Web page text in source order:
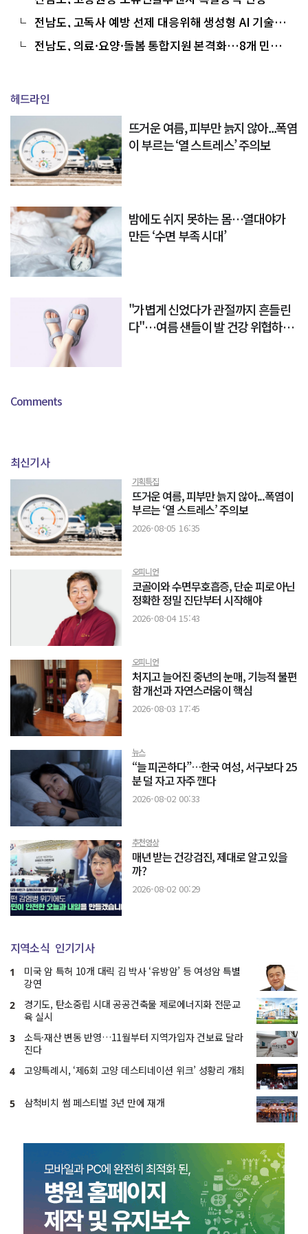
전남도, 고독사 예방 선제 대응위해 생성형 AI 기술교
육
전남도, 의료·요양·돌봄 통합지원 본격화…8개 민간
헤드라인
뜨거운 여름, 피부만 늙지 않아...폭염
이 부르는 ‘열 스트레스’ 주의보
밤에도 쉬지 못하는 몸…열대야가
만든 ‘수면 부족 시대’
"가볍게 신었다가 관절까지 흔들린
다"…여름 샌들이 발 건강 위협하는
Comments
최신기사
기획특집
뜨거운 여름, 피부만 늙지 않아...폭염이
부르는 ‘열 스트레스’ 주의보
2026-08-05 16:35
오피니언
코골이와 수면무호흡증, 단순 피로 아닌
정확한 정밀 진단부터 시작해야
2026-08-04 15:43
오피니언
처지고 늘어진 중년의 눈매, 기능적 불편
함 개선과 자연스러움이 핵심
2026-08-03 17:45
뉴스
“늘 피곤하다”…한국 여성, 서구보다 25
분 덜 자고 자주 깬다
2026-08-02 00:33
추천영상
매년 받는 건강검진, 제대로 알고 있을
까?
2026-08-02 00:29
지역소식 인기기사
1
미국 암 특허 10개 대릭 김 박사 ‘유방암’ 등 여성암 특별
강연
2
경기도, 탄소중립 시대 공공건축물 제로에너지화 전문교
육 실시
3
소득·재산 변동 반영…11월부터 지역가입자 건보료 달라
진다
4 고양특례시, ‘제6회 고양 데스티네이션 위크’ 성황리 개최
5 삼척비치 썸 페스티벌 3년 만에 재개